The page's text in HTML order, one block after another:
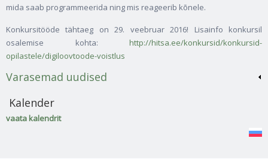
mida saab programmeerida ning mis reageerib kõnele.
Konkursitööde tähtaeg on 29. veebruar 2016! Lisainfo konkursil
osalemise kohta: http://hitsa.ee/konkursid/konkursid-
opilastele/digiloovtoode-voistlus
Varasemad uudised
Kalender
vaata kalendrit